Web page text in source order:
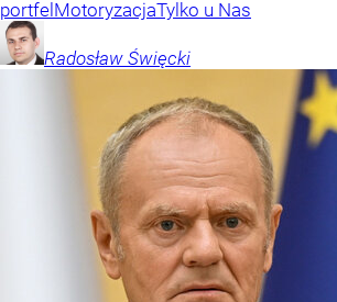
portfelMotoryzacjaTylko u Nas
Radosław Święcki